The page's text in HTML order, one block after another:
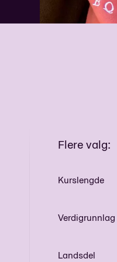
Flere valg:
Kurslengde
Verdigrunnlag
Landsdel